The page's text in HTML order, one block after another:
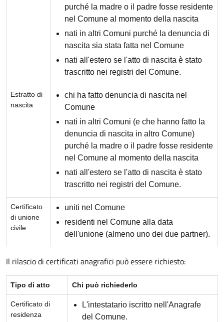
purché la madre o il padre fosse residente
nel Comune al momento della nascita
nati in altri Comuni purché la denuncia di
nascita sia stata fatta nel Comune
nati all'estero se l'atto di nascita è stato
trascritto nei registri del Comune.
Estratto di
nascita
chi ha fatto denuncia di nascita nel
Comune
nati in altri Comuni (e che hanno fatto la
denuncia di nascita in altro Comune)
purché la madre o il padre fosse residente
nel Comune al momento della nascita
nati all'estero se l'atto di nascita è stato
trascritto nei registri del Comune.
Certificato
di unione
civile
uniti nel Comune
residenti nel Comune alla data
dell'unione (almeno uno dei due partner).
Il rilascio di certificati anagrafici può essere richiesto:
Tipo di atto Chi può richiederlo
Certificato di
residenza
L'intestatario iscritto nell'Anagrafe
del Comune.